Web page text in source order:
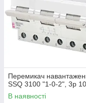
Перемикач
SSQ 3100 "1-0-2", 3p
В наявності